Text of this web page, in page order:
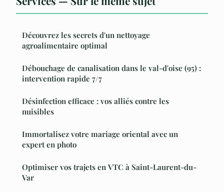
Découvrez les secrets d'un nettoyage
agroalimentaire optimal
Débouchage de canalisation dans le val-d'oise (95) :
intervention rapide 7/7
Désinfection efficace : vos alliés contre les
nuisibles
Immortalisez votre mariage oriental avec un
expert en photo
Optimiser vos trajets en VTC à Saint-Laurent-du-
Var